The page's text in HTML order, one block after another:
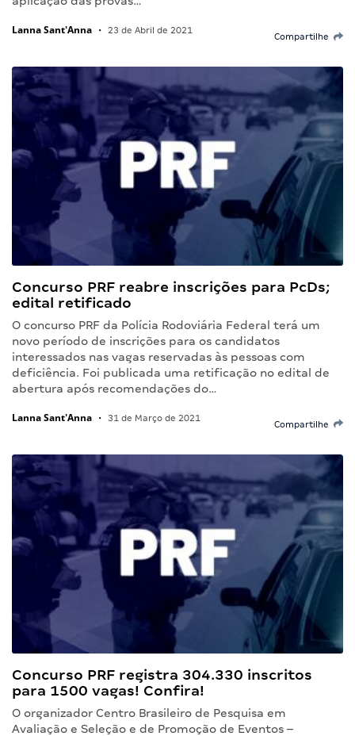
Lanna Sant'Anna • 23 de Abril de 2021
Compartilhe
Concurso PRF reabre inscrições para PcDs;
edital retificado
O concurso PRF da Polícia Rodoviária Federal terá um
novo período de inscrições para os candidatos
interessados nas vagas reservadas às pessoas com
deficiência. Foi publicada uma retificação no edital de
abertura após recomendações do…
Lanna Sant'Anna • 31 de Março de 2021
Compartilhe
Concurso PRF registra 304.330 inscritos
para 1500 vagas! Confira!
O organizador Centro Brasileiro de Pesquisa em
Avaliação e Seleção e de Promoção de Eventos –